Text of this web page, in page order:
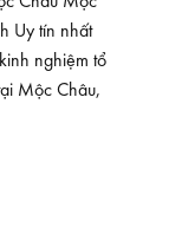
Uy tín nhất
nghiệm tổ
Mộc Châu,